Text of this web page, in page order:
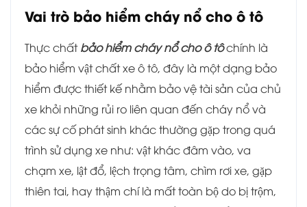
Vai trò bảo hiểm cháy nổ cho ô tô
Thực chấtbảo hiểm cháy nổ cho ô tôchính là
bảo hiểm vật chất xe ô tô, đây là một dạng bảo
hiểm được thiết kế nhằm bảo vệ tài sản của chủ
xe khỏi những rủi ro liên quan đến cháy nổ và
các sự cố phát sinh khác thường gặp trong quá
trình sử dụng xe như: vật khác đâm vào, va
chạm xe, lật đổ, lệch trọng tâm, chìm rơi xe, gặp
thiên tai, hay thậm chí là mất toàn bộ do bị trộm,